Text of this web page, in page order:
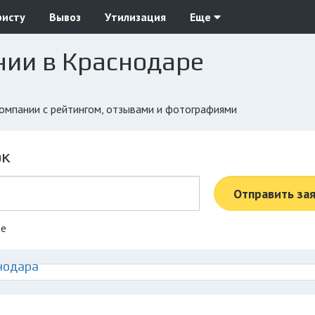
Вывоз Утилизация Еще
в Краснодаре
с рейтингом, отзывами и фотографиями
Отправить